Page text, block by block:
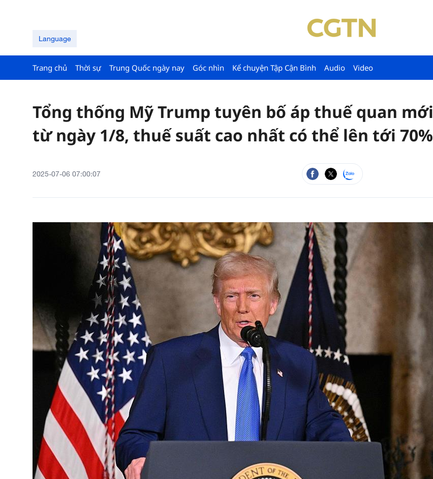
Language
Trang chủ Thời sự Trung Quốc ngày nay Góc nhìn Kể chuyện Tập Cận Bình Audio Video
Tổng thống Mỹ Trump tuyên bố áp thuế quan mới
từ ngày 1/8, thuế suất cao nhất có thể lên tới 70%
2025-07-06 07:00:07